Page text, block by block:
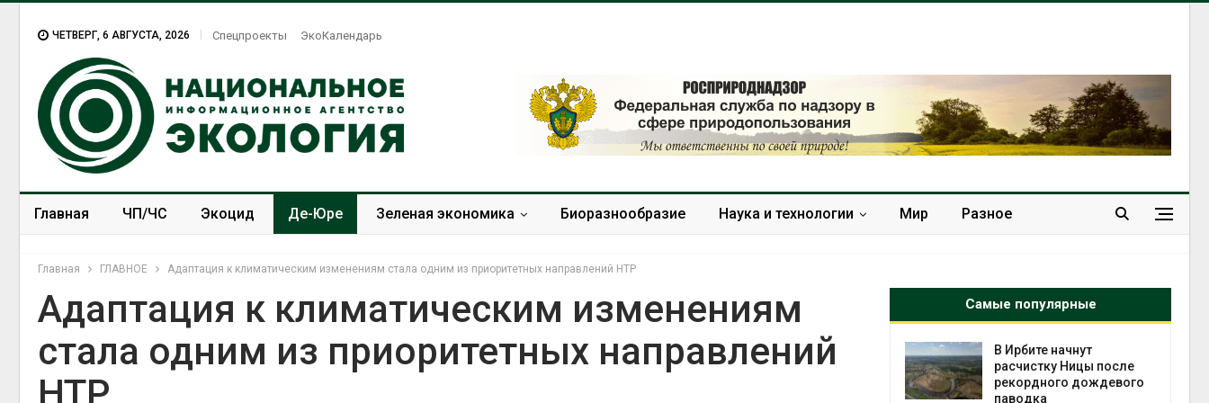
ЧЕТВЕРГ, 6 АВГУСТА, 2026 Спецпроекты ЭкоКалендарь
Главная ЧП/ЧС Экоцид Де-Юре Зеленая экономика Биоразнообразие Наука и технологии Мир Разное
Главная ГЛАВНОЕ Адаптация к климатическим изменениям стала одним из приоритетных направлений НТР
Адаптация к климатическим изменениям
стала одним из приоритетных направлений
НТР
Самые популярные
Суд запретил
использовать
Европа теряет всё
больше лесной
В Ирбите начнут
расчистку Ницы после
Суд запретил
использовать
крокодилов для охраны
израильской тюрьмы